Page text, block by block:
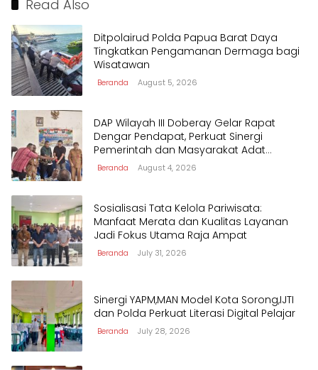
Read Also
Ditpolairud Polda Papua Barat Daya
Tingkatkan Pengamanan Dermaga bagi
Wisatawan
Beranda August 5, 2026
DAP Wilayah III Doberay Gelar Rapat
Dengar Pendapat, Perkuat Sinergi
Pemerintah dan Masyarakat Adat
Mengawal Pembangunan Papua Barat
Beranda August 4, 2026
Sosialisasi Tata Kelola Pariwisata:
Manfaat Merata dan Kualitas Layanan
Jadi Fokus Utama Raja Ampat
Beranda July 31, 2026
Sinergi YAPM,MAN Model Kota Sorong,IJTI
dan Polda Perkuat Literasi Digital Pelajar
Beranda July 28, 2026